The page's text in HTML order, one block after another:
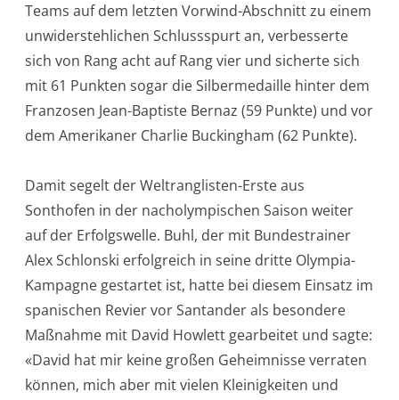
Teams auf dem letzten Vorwind-Abschnitt zu einem
unwiderstehlichen Schlussspurt an, verbesserte
sich von Rang acht auf Rang vier und sicherte sich
mit 61 Punkten sogar die Silbermedaille hinter dem
Franzosen Jean-Baptiste Bernaz (59 Punkte) und vor
dem Amerikaner Charlie Buckingham (62 Punkte).
Damit segelt der Weltranglisten-Erste aus
Sonthofen in der nacholympischen Saison weiter
auf der Erfolgswelle. Buhl, der mit Bundestrainer
Alex Schlonski erfolgreich in seine dritte Olympia-
Kampagne gestartet ist, hatte bei diesem Einsatz im
spanischen Revier vor Santander als besondere
Maßnahme mit David Howlett gearbeitet und sagte:
«David hat mir keine großen Geheimnisse verraten
können, mich aber mit vielen Kleinigkeiten und